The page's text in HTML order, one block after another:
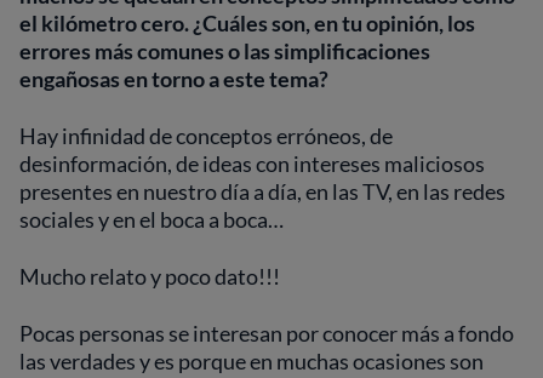
el kilómetro cero. ¿Cuáles son, en tu opinión, los
errores más comunes o las simplificaciones
engañosas en torno a este tema?
Hay infinidad de conceptos erróneos, de
desinformación, de ideas con intereses maliciosos
presentes en nuestro día a día, en las TV, en las redes
sociales y en el boca a boca…
Mucho relato y poco dato!!!
Pocas personas se interesan por conocer más a fondo
las verdades y es porque en muchas ocasiones son